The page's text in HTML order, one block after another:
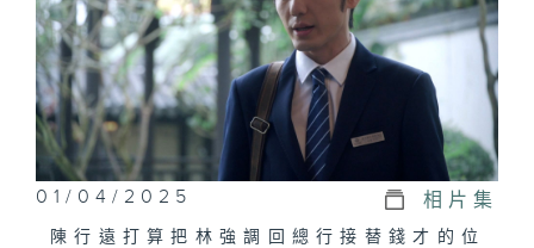
01/04/2025 相片集
陳行遠打算把林強調回總行接替錢才的位